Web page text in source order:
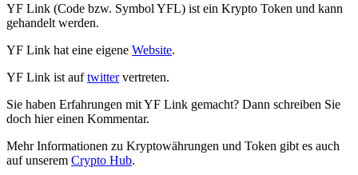
YF Link (Code bzw. Symbol YFL) ist ein Krypto Token und kann
gehandelt werden.
YF Link hat eine eigene Website.
YF Link ist auftwittervertreten.
Sie haben Erfahrungen mit YF Link gemacht? Dann schreiben Sie
doch hier einen Kommentar.
Mehr Informationen zu Kryptowährungen und Token gibt es auch
auf unserem Crypto Hub.